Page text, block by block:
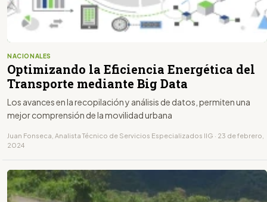
NACIONALES
Optimizando la Eficiencia Energética del
Transporte mediante Big Data
Los avances en la recopilación y análisis de datos, permiten una
mejor comprensión de la movilidad urbana
Juan Fonseca, Analista Técnico de Servicios Especializados IIG · 23 de febrero,
2024